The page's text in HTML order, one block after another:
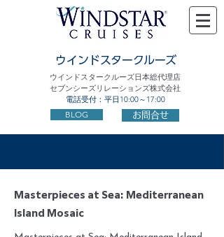
ウインドスタークルーズ
ウインドスタークルーズ日本総代理店
セブンシーズリレーションズ株式会社
電話受付：平日10:00～17:00
BLOG お問合せ
Masterpieces at Sea: Mediterranean
Island Mosaic